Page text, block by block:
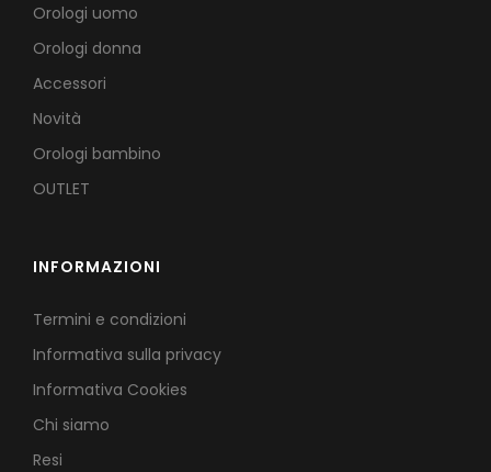
Orologi uomo
Orologi donna
Accessori
Novità
Orologi bambino
OUTLET
INFORMAZIONI
Termini e condizioni
Informativa sulla privacy
Informativa Cookies
Chi siamo
Resi